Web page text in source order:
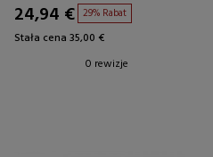
24,94 € 29% Rabat
Stała cena 35,00 €
0 rewizje